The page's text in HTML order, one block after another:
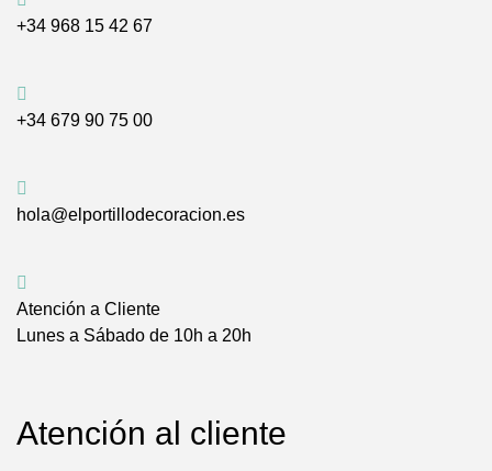
+34 968 15 42 67
+34 679 90 75 00
hola@elportillodecoracion.es
Atención a Cliente
Lunes a Sábado de 10h a 20h
Atención al cliente